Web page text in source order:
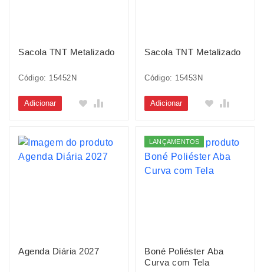
Sacola TNT Metalizado
Código: 15452N
Adicionar
Sacola TNT Metalizado
Código: 15453N
Adicionar
Agenda Diária 2027
LANÇAMENTOS
Boné Poliéster Aba
Curva com Tela